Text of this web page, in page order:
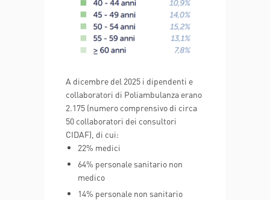
A dicembre del 2025 i dipendenti e
collaboratori di Poliambulanza erano
2.175 (numero comprensivo di circa
50 collaboratori dei consultori
CIDAF), di cui:
22% medici
64% personale sanitario non
medico
14% personale non sanitario